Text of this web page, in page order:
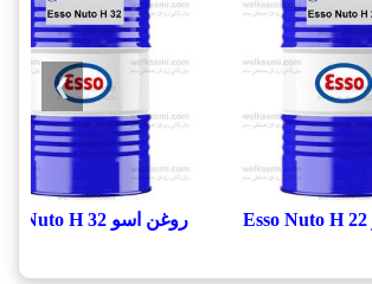
روغن اسو Esso Nuto H 32
❯